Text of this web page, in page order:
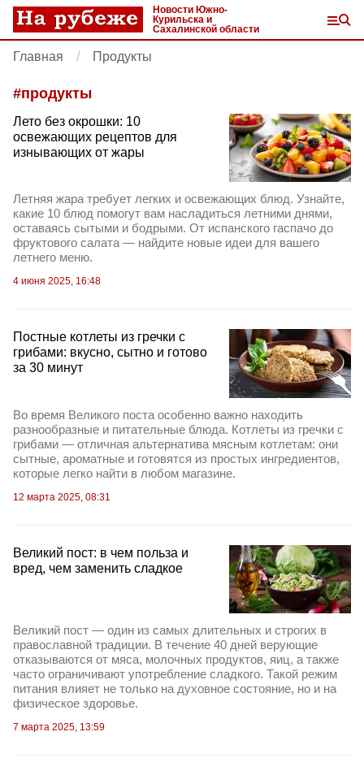
Новости Южно-
Курильска и
Сахалинской области
Главная Продукты
#продукты
Лето без окрошки: 10
освежающих рецептов для
изнывающих от жары
Летняя жара требует легких и освежающих блюд. Узнайте,
какие 10 блюд помогут вам насладиться летними днями,
оставаясь сытыми и бодрыми. От испанского гаспачо до
фруктового салата — найдите новые идеи для вашего
летнего меню.
4 июня 2025, 16:48
Постные котлеты из гречки с
грибами: вкусно, сытно и готово
за 30 минут
Во время Великого поста особенно важно находить
разнообразные и питательные блюда. Котлеты из гречки с
грибами — отличная альтернатива мясным котлетам: они
сытные, ароматные и готовятся из простых ингредиентов,
которые легко найти в любом магазине.
12 марта 2025, 08:31
Великий пост: в чем польза и
вред, чем заменить сладкое
Великий пост — один из самых длительных и строгих в
православной традиции. В течение 40 дней верующие
отказываются от мяса, молочных продуктов, яиц, а также
часто ограничивают употребление сладкого. Такой режим
питания влияет не только на духовное состояние, но и на
физическое здоровье.
7 марта 2025, 13:59